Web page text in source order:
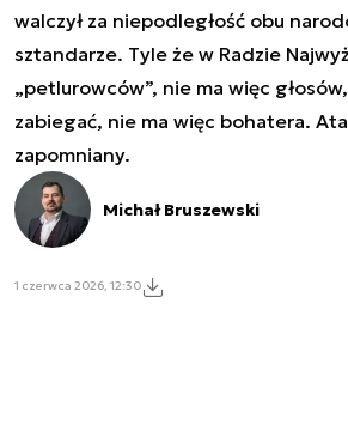
walczył za niepodległość obu
sztandarze. Tyle że w Radzie
„petlurowców”, nie ma więc
zabiegać, nie ma więc bohatera.
zapomniany.
Michał Bruszewski
1 czerwca 2026, 12:30